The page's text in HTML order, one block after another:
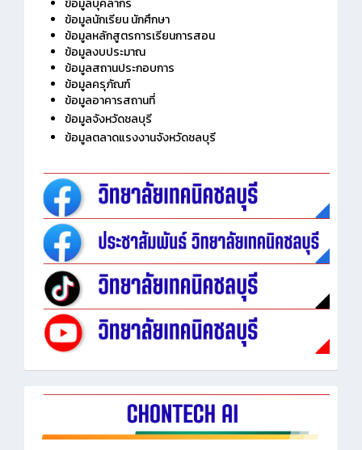
ประวัติวิทยาลัย
ข้อมูลบุคลากร
ข้อมูลนักเรียน นักศึกษา
ข้อมูลหลักสูตรการเรียนการสอน
ข้อมูลงบประมาณ
ข้อมูลสถานประกอบการ
ข้อมูลครุภัณฑ์
ข้อมูลอาคารสถานที่
ข้อมูลจังหวัดชลบุรี